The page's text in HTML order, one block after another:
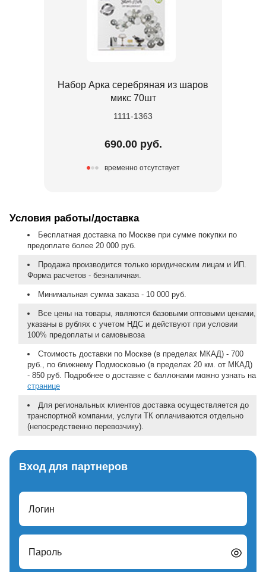
Набор Арка серебряная из шаров
микс 70шт
1111-1363
690.00 руб.
временно отсутствует
Условия работы/доставка
Бесплатная доставка по Москве при сумме покупки по
предоплате более 20 000 руб.
Продажа производится только юридическим лицам и ИП.
Форма расчетов - безналичная.
Минимальная сумма заказа - 10 000 руб.
Все цены на товары, являются базовыми оптовыми ценами,
указаны в рублях с учетом НДС и действуют при условии
100% предоплаты и самовывоза
Стоимость доставки по Москве (в пределах МКАД) - 700
руб., по ближнему Подмосковью (в пределах 20 км. от МКАД)
- 850 руб. Подробнее о доставке с баллонами можно узнать на
странице
Для региональных клиентов доставка осуществляется до
транспортной компании, услуги ТК оплачиваются отдельно
(непосредственно перевозчику).
Вход для партнеров
Логин
Пароль